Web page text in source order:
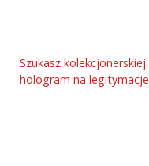
Szukasz
hologram na